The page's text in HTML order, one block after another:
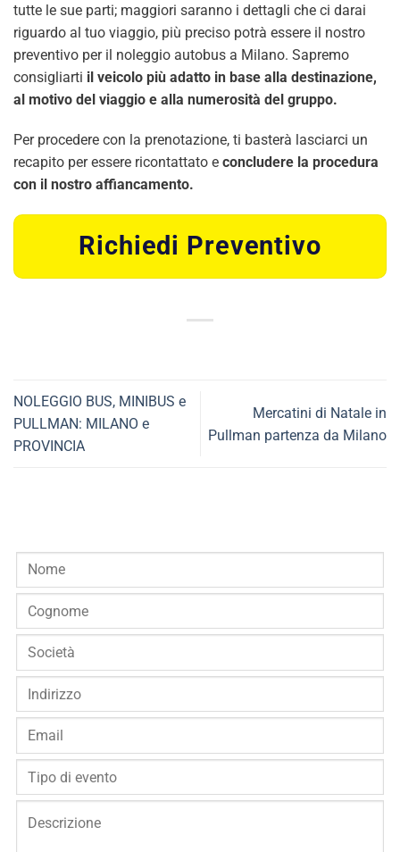
tutte le sue parti; maggiori saranno i dettagli che ci darai
riguardo al tuo viaggio, più preciso potrà essere il nostro
preventivo per il noleggio autobus a Milano. Sapremo
consigliarti il veicolo più adatto in base alla destinazione,
al motivo del viaggio e alla numerosità del gruppo.
Per procedere con la prenotazione, ti basterà lasciarci un
recapito per essere ricontattato e concludere la procedura
con il nostro affiancamento.
Richiedi Preventivo
NOLEGGIO BUS, MINIBUS e
PULLMAN: MILANO e
PROVINCIA
Mercatini di Natale in
Pullman partenza da Milano